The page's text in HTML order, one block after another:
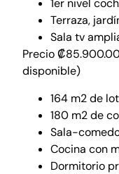
1er nivel
Terraza,
Sala tv
Precio
disponible)
164 m2 de
180 m2 de
Sala-
Cocina con
Dormitorio